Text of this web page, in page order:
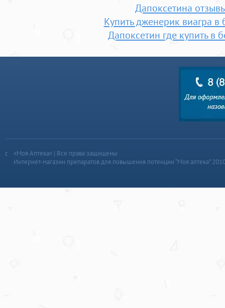
Дапоксетина
Купить дженерик виагра в
Дапоксетин где купить в
«Моя Аптека» | Все права защищены
Интернет-магазин препаратов для повышения потенции “Моя аптека”